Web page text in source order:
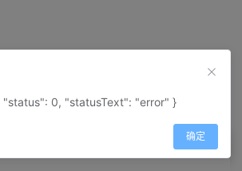
地图类型-景区导游图0, "statusText": "error" }
确定